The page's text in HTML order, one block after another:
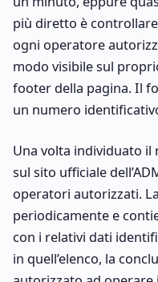
più diretto è
ogni operatore
modo visibile sul
footer della pagina. Il
un numero
Una volta individuato il
sul sito ufficiale
operatori autorizzati.
periodicamente e
con i relativi dati
in quell’elenco, la